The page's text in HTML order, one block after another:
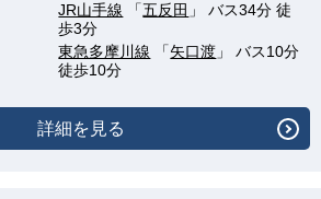
JR山手線 「五反田 」 バス34分 徒
歩3分
東急多摩川線 「矢口渡 」 バス10分
徒歩10分
詳細を見る